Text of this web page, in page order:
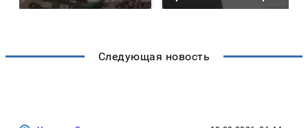
Следующая новость